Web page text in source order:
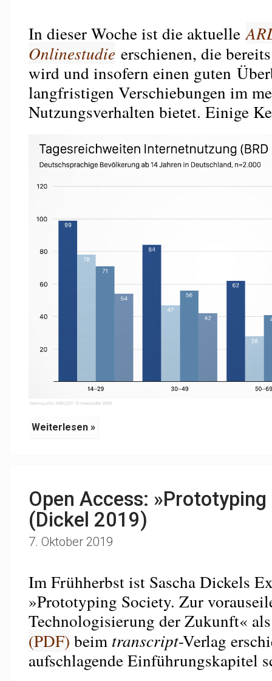
In dieser Woche ist die aktuelle
Onlinestudie erschienen, die
wird und insofern einen guten
langfristigen Verschiebungen im
Nutzungsverhalten bietet. Einige
Weiterlesen »
Open Access: »Prototyping
(Dickel 2019)
7. Oktober 2019
Im Frühherbst ist Sascha Dickels
»Prototyping Society. Zur
Technologisierung der Zukunft«
(PDF) beim transcript-Verlag
aufschlagende Einführungskapitel